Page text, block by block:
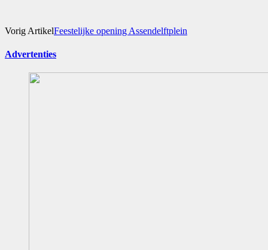
Vorig ArtikelFeestelijke opening Assendelftplein
Advertenties